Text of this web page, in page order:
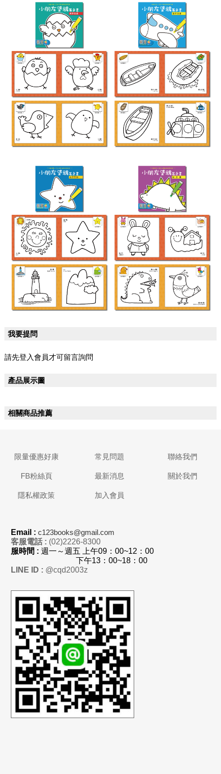
我要提問
請先登入會員才可留言詢問
產品展示圖
相關商品推薦
限量優惠好康 常見問題 聯絡我們
FB粉絲頁 最新消息 關於我們
隱私權政策 加入會員
Email :c123books@gmail.com
客服電話 : (02)2226-8300
服時間 :週一～週五 上午09：00~12：00
下午13：00~18：00
LINE ID : @cqd2003z